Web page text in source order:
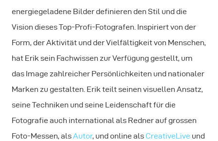
energiegeladene Bilder definieren den Stil und die
Vision dieses Top-Profi-Fotografen. Inspiriert von der
Form, der Aktivität und der Vielfältigkeit von Menschen,
hat Erik sein Fachwissen zur Verfügung gestellt, um
das Image zahlreicher Persönlichkeiten und nationaler
Marken zu gestalten. Erik teilt seinen visuellen Ansatz,
seine Techniken und seine Leidenschaft für die
Fotografie auch international als Redner auf grossen
Foto-Messen, alsAutor, und online als CreativeLive und